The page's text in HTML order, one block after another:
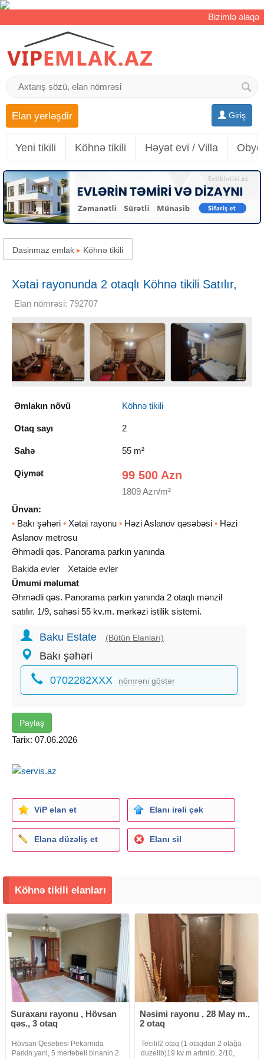
Bizimlə əlaqə
Giriş
Elan yerləşdir
Yeni tikili Köhnə tikili Həyət evi / Villa
Dasinmaz emlak ▸ Köhnə tikili
Xətai rayonunda 2 otaqlı Köhnə tikili Satılır,
55 m²
Elan nömrəsi: 792707
Əmlakın növü Köhnə tikili
Otaq sayı 2
Sahə 55 m²
Qiymət 99 500 Azn
1809 Azn/m²
Ünvan:
• Bakı şəhəri • Xətai rayonu • Həzi Aslanov qəsəbəsi • Həzi
Aslanov metrosu
Əhmədli qəs. Panorama parkın yanında
Bakida evler
Xetaide evler
Ümumi məlumat
Əhmədli qəs. Panorama parkın yanında 2 otaqlı mənzil
satılır. 1/9, sahəsi 55 kv.m. mərkəzi istilik sistemi.
Baku Estate (Bütün Elanları)
Bakı şəhəri
0702282XXX nömrəni göstər
Paylaş
Tarix: 07.06.2026
ViP elan et Elanı irəli çək
Elana düzəliş et Elanı sil
Köhnə tikili elanları
Suraxanı rayonu , Hövsan
qəs., 3 otaq
Hövsan Qesebesi Pekarnida
Parkin yani, 5 mertebeli binanin 2
Nəsimi rayonu , 28 May m.,
2 otaq
Tecili!2 otaq (1 otaqdan 2 otağa
duzelib)19 kv m artırılıb, 2/10,